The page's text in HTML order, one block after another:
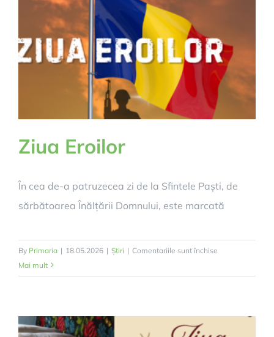
Ziua Eroilor
În cea de-a patruzecea zi de la Sfintele Paști, de
sărbătoarea Înălțării Domnului, este marcată
By Primaria | 18.05.2026 | Știri | Comentariile sunt închise
Eroilor
Mai mult